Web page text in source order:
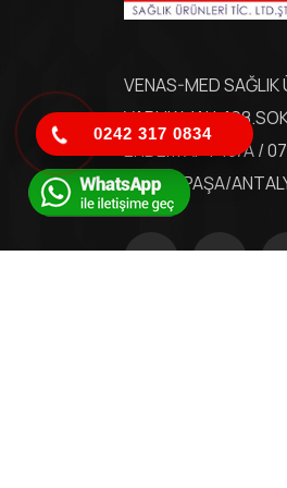
0242 317 0834
VENAS-MED SAĞLIK
VARLIK MAH.
ERDEM APT 10/A /
MURATPAŞA/